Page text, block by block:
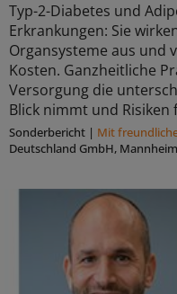
Typ-2-Diabetes und
Erkrankungen: Sie
Organsysteme aus und
Kosten. Ganzheitliche
Versorgung die
Blick nimmt und Risiken
Sonderbericht | Mit
Deutschland GmbH, Mannheim